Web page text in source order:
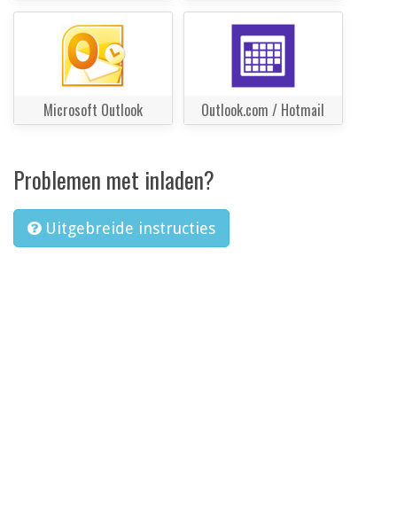
Microsoft Outlook Outlook.com / Hotmail
Problemen met inladen?
Uitgebreide instructies